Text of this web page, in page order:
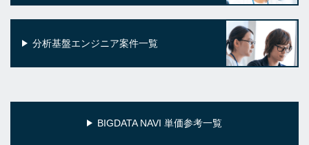
分析基盤エンジニア案件一覧
BIGDATA NAVI 単価参考一覧